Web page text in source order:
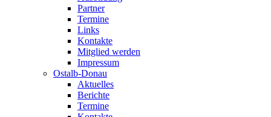
Partner
Termine
Links
Kontakte
Mitglied werden
Impressum
Ostalb-Donau
Aktuelles
Berichte
Termine